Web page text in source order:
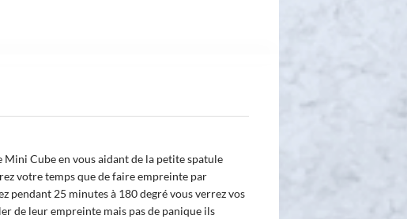
Mini Cube en vous aidant de la petite spatule
votre temps que de faire empreinte par
pendant 25 minutes à 180 degré vous verrez vos
de leur empreinte mais pas de panique ils